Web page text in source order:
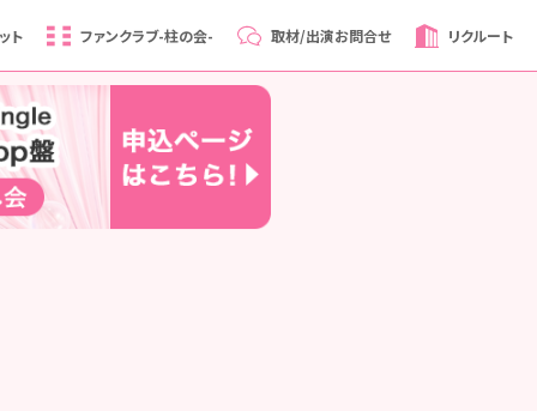
ト ファンクラブ-柱の会- 取材/出演お問合せ リクルート